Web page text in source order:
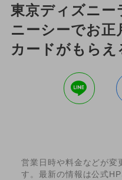
東京ディズニー
ニーシーでお
カードがもらえ
営業日時や料金などが変
す。最新の情報は公式